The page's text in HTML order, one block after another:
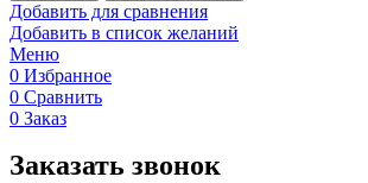
Добавить для сравнения
Добавить в список желаний
Меню
0 Избранное
0 Сравнить
0 Заказ
Заказать звонок